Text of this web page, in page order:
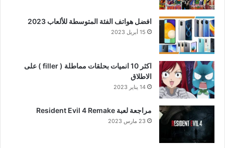
افضل هواتف الفئة المتوسطة للألعاب 2023
15 أبريل 2023
اكثر 10 انميات بحلقات مماطلة ( filler ) على
الاطلاق
14 يناير 2023
مراجعة لعبة Resident Evil 4 Remake
23 مارس 2023